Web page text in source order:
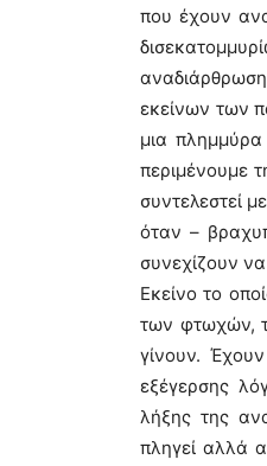
που έχουν
εκείνων των
μια
περιμένουμε
συντελεστεί
όταν –
συνεχίζουν
Εκείνο το
των φτωχών,
γίνουν.
εξέγερσης
λήξης της
πληγεί αλλά